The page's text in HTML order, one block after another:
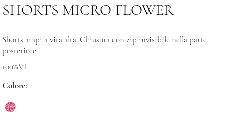
SHORTS MICRO FLOWER
Shorts ampi a vita alta. Chiusura con zip invisibile nella parte
posteriore.
100%VI
Colore